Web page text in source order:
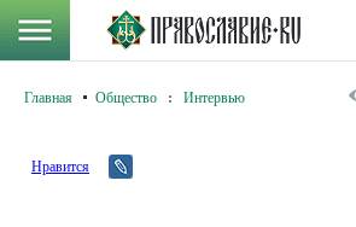
Главная Общество : Интервью
Нравится